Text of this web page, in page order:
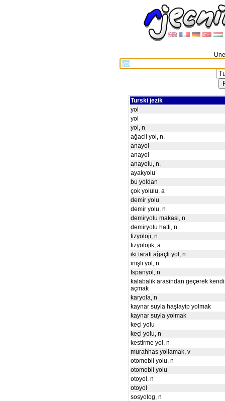
Turski jezik
yol
yol
yol, n
ağacli yol, n.
anayol
anayol
anayolu, n.
ayakyolu
bu yoldan
çok yolulu, a
demir yolu
demir yolu, n
demiryolu makasi, n
demiryolu hatti, n
fizyoloji, n
fizyolojik, a
iki tarafi ağaçli yol, n
inişli yol, n
Ispanyol, n
kalabalik arasindan geçerek
açmak
karyola, n
kaynar suyla haşlayip yolmak
kaynar suyla yolmak
keçi yolu
keçi yolu, n
kestirme yol, n
murahhas yollamak, v
otomobil yolu, n
otomobil yolu
otoyol, n
otoyol
sosyolog, n